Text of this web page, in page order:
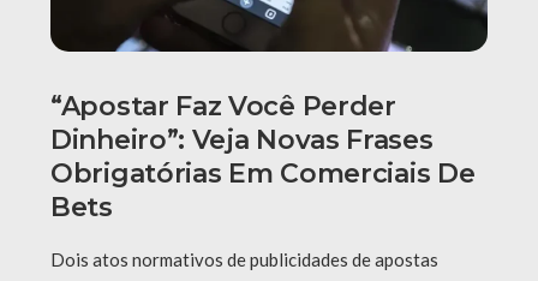
“Apostar Faz Você Perder
Dinheiro”: Veja Novas Frases
Obrigatórias Em Comerciais De
Bets
Dois atos normativos de publicidades de apostas